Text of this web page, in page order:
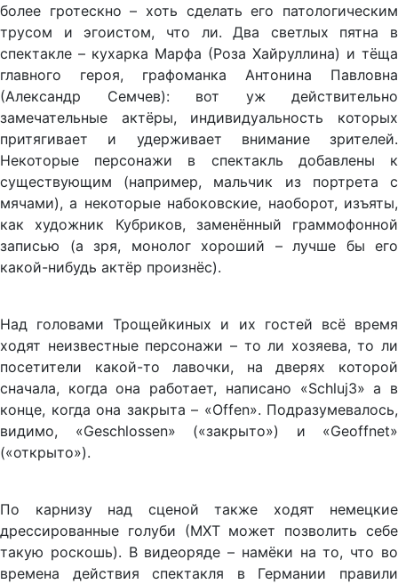
более гротескно – хоть сделать его патологическим
трусом и эгоистом, что ли. Два светлых пятна в
спектакле – кухарка Марфа (Роза Хайруллина) и тёща
главного героя, графоманка Антонина Павловна
(Александр Семчев): вот уж действительно
замечательные актёры, индивидуальность которых
притягивает и удерживает внимание зрителей.
Некоторые персонажи в спектакль добавлены к
существующим (например, мальчик из портрета с
мячами), а некоторые набоковские, наоборот, изъяты,
как художник Кубриков, заменённый граммофонной
записью (а зря, монолог хороший – лучше бы его
какой-нибудь актёр произнёс).
Над головами Трощейкиных и их гостей всё время
ходят неизвестные персонажи – то ли хозяева, то ли
посетители какой-то лавочки, на дверях которой
сначала, когда она работает, написано «Schluj3» а в
конце, когда она закрыта – «Offen». Подразумевалось,
видимо, «Geschlossen» («закрыто») и «Geoffnet»
(«открыто»).
По карнизу над сценой также ходят немецкие
дрессированные голуби (МХТ может позволить себе
такую роскошь). В видеоряде – намёки на то, что во
времена действия спектакля в Германии правили